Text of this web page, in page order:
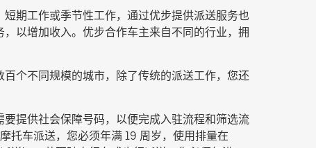
期工作或季节性工作，通过优步提供派送服务也
以增加收入。优步合作车主来自不同的行业，拥
个不同规模的城市，除了传统的派送工作，您还
提供社会保障号码，以便完成入驻流程和筛选流
托车派送，您必须年满 19 周岁，使用排量在